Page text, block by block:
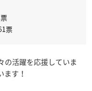
票
の活躍を応援していま
す！